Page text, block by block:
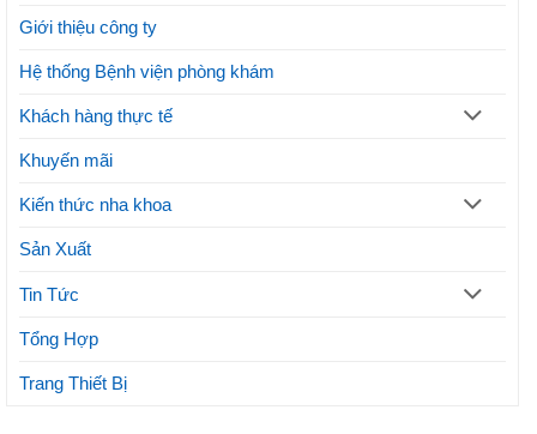
mỹ
Giới thiệu công ty
Hệ thống Bệnh viện phòng khám
Khách hàng thực tế
Khuyến mãi
Kiến thức nha khoa
Sản Xuất
Tin Tức
Tổng Hợp
Trang Thiết Bị